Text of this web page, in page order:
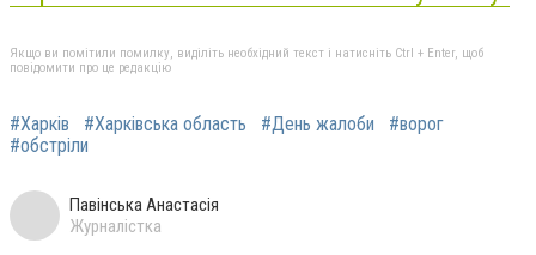
Якщо ви помітили помилку, виділіть необхідний текст і натисніть Ctrl + Enter, щоб
повідомити про це редакцію
#Харків #Харківська область #День жалоби
#ворог
#обстріли
Павінська Анастасія
Журналістка